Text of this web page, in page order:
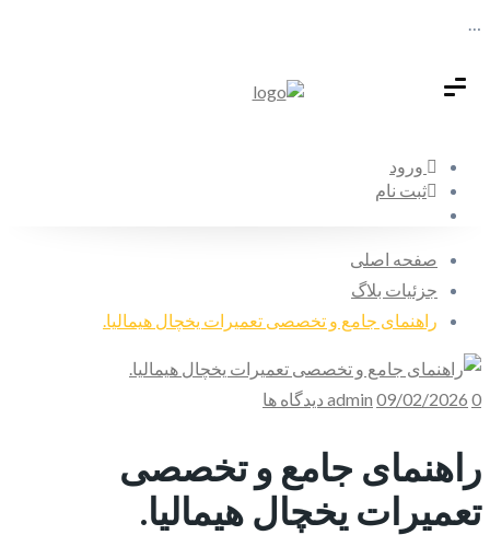
…
ورود
ثبت نام
صفحه اصلی
جزئیات بلاگ
راهنمای جامع و تخصصی تعمیرات یخچال هیمالیا.
admin 09/02/2026 0 دیدگاه ها
راهنمای جامع و تخصصی
تعمیرات یخچال هیمالیا.